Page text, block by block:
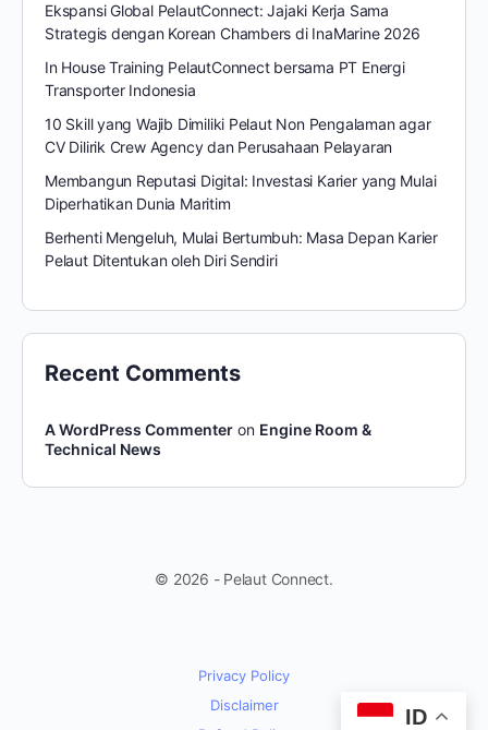
Ekspansi Global PelautConnect: Jajaki Kerja Sama
Strategis dengan Korean Chambers di InaMarine 2026
In House Training PelautConnect bersama PT Energi
Transporter Indonesia
10 Skill yang Wajib Dimiliki Pelaut Non Pengalaman agar
CV Dilirik Crew Agency dan Perusahaan Pelayaran
Membangun Reputasi Digital: Investasi Karier yang Mulai
Diperhatikan Dunia Maritim
Berhenti Mengeluh, Mulai Bertumbuh: Masa Depan Karier
Pelaut Ditentukan oleh Diri Sendiri
Recent Comments
A WordPress Commenter on Engine Room &
Technical News
© 2026 - Pelaut Connect.
Privacy Policy
Disclaimer
ID